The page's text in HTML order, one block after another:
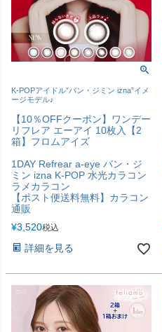
K-POPアイドル”バン・ジミン izna”イメ
ージモデル♪
【10％OFFクーポン】ワンデー
リフレア エーアイ 10枚入【2
箱】フロムアイズ
1DAY Refrear a-eye バン・ジ
ミン izna K-POP 水光カラコン
ラメカラコン
【ポスト便送料無料】カラコン
通販
¥3,520税込
詳細を見る